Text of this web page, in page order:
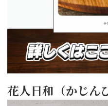
花人日和（かじん